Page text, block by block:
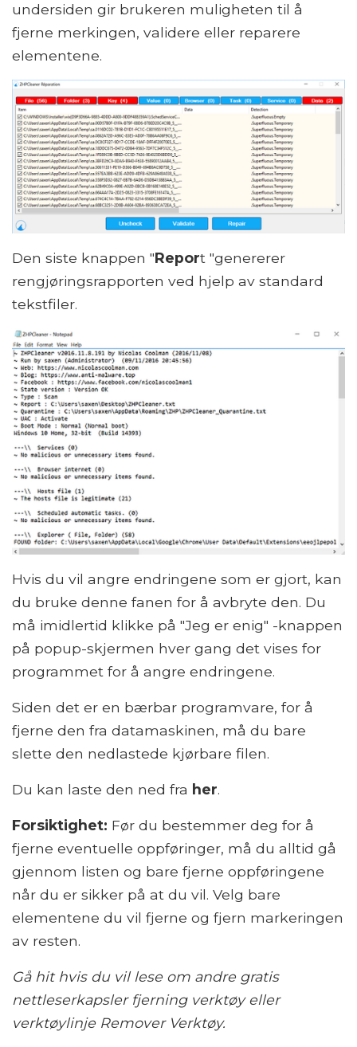
undersiden gir brukeren muligheten til å
fjerne merkingen, validere eller reparere
elementene.
Den siste knappen "Report "genererer
rengjøringsrapporten ved hjelp av standard
tekstfiler.
Hvis du vil angre endringene som er gjort, kan
du bruke denne fanen for å avbryte den. Du
må imidlertid klikke på "Jeg er enig" -knappen
på popup-skjermen hver gang det vises for
programmet for å angre endringene.
Siden det er en bærbar programvare, for å
fjerne den fra datamaskinen, må du bare
slette den nedlastede kjørbare filen.
Du kan laste den ned fra her.
Forsiktighet: Før du bestemmer deg for å
fjerne eventuelle oppføringer, må du alltid gå
gjennom listen og bare fjerne oppføringene
når du er sikker på at du vil. Velg bare
elementene du vil fjerne og fjern markeringen
av resten.
Gå hit hvis du vil lese om andre gratis
nettleserkapsler fjerning verktøy eller
verktøylinje Remover Verktøy.